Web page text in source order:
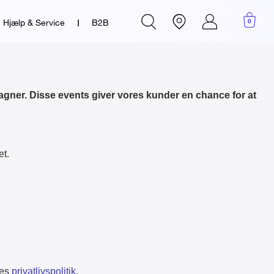
Finansiering (Resurs)
Hjælp & Service I B2B
Account
0
Disse events giver vores kunder en chance for at
privatlivspolitik.